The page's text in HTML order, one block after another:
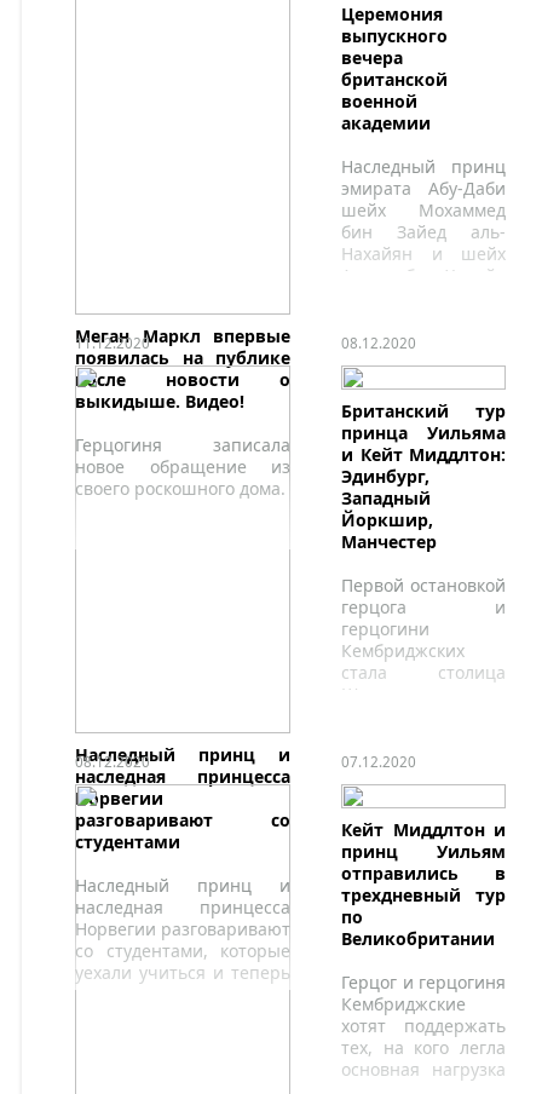
Меган Маркл впервые
появилась на публике
после новости о
выкидыше. Видео!
Герцогиня записала
новое обращение из
своего роскошного дома.
Церемония
выпускного
вечера
британской
военной
академии
Наследный принц
эмирата Абу-Даби
шейх Мохаммед
бин Зайед аль-
Нахайян и шейх
Аммар бин Хумайд
эмирата Аджман,
присутствовали на
церемонии
выпускного вечера
своих сыновей
11.12.2020
Наследный принц и
наследная принцесса
Норвегии
разговаривают со
студентами
Наследный принц и
наследная принцесса
Норвегии разговаривают
со студентами, которые
уехали учиться и теперь
находятся вдали от своих
08.12.2020
Британский тур
принца Уильяма
и Кейт Миддлтон:
Эдинбург,
Западный
Йоркшир,
Манчестер
Первой остановкой
герцога и
герцогини
Кембриджских
стала столица
Шотландии.
08.12.2020 07.12.2020
Кейт Миддлтон и
принц Уильям
отправились в
трехдневный тур
по
Великобритании
Герцог и герцогиня
Кембриджские
хотят поддержать
тех, на кого легла
основная нагрузка